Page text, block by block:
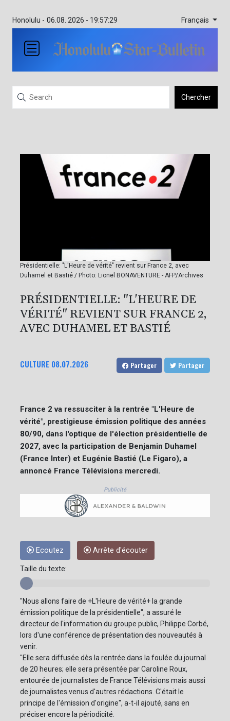
Honolulu - 06.08. 2026 - 19:57:29 Français
Chercher
Présidentielle: "L'Heure de vérité" revient sur France 2, avec
Duhamel et Bastié / Photo: Lionel BONAVENTURE - AFP/Archives
PRÉSIDENTIELLE: "L'HEURE DE
VÉRITÉ" REVIENT SUR FRANCE 2,
AVEC DUHAMEL ET BASTIÉ
CULTURE 08.07.2026 Partager Partager
France 2 va ressusciter à la rentrée "L'Heure de
vérité", prestigieuse émission politique des années
80/90, dans l'optique de l'élection présidentielle de
2027, avec la participation de Benjamin Duhamel
(France Inter) et Eugénie Bastié (Le Figaro), a
annoncé France Télévisions mercredi.
Publicité
Ecoutez Arrête d'écouter
Taille du texte:
"Nous allons faire de +L'Heure de vérité+ la grande
émission politique de la présidentielle", a assuré le
directeur de l'information du groupe public, Philippe Corbé,
lors d'une conférence de présentation des nouveautés à
venir.
"Elle sera diffusée dès la rentrée dans la foulée du journal
de 20 heures; elle sera présentée par Caroline Roux,
entourée de journalistes de France Télévisions mais aussi
de journalistes venus d'autres rédactions. C'était le
principe de l'émission d'origine", a-t-il ajouté, sans en
préciser encore la périodicité.